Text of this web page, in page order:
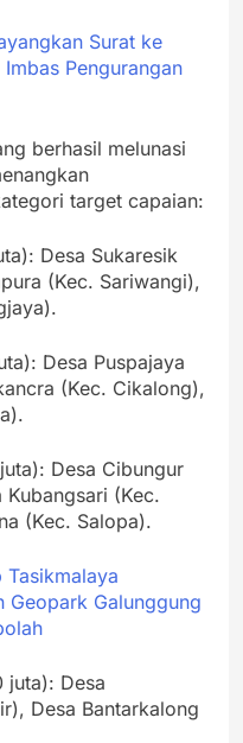
Surat ke
Pengurangan
berhasil melunasi
target capaian:
Desa Sukaresik
(Kec. Sariwangi),
Desa Puspajaya
(Kec. Cikalong),
Desa Cibungur
(Kec.
(Kec. Salopa).
Tasikmalaya
Geopark Galunggung
juta): Desa
Desa Bantarkalong